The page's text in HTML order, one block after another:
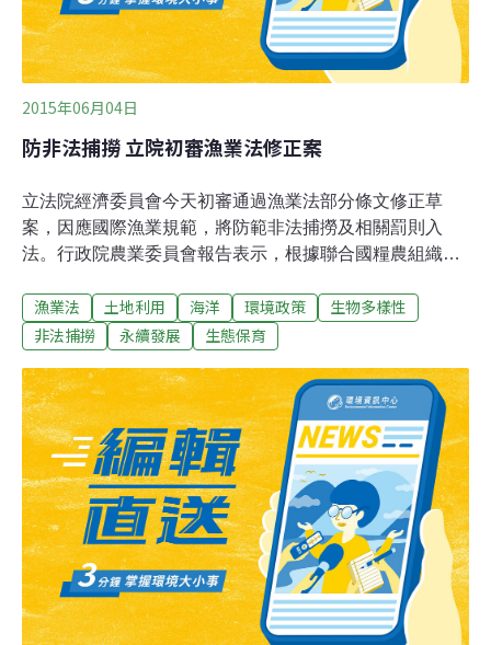
2015年06月04日
防非法捕撈 立院初審漁業法修正案
立法院經濟委員會今天初審通過漁業法部分條文修正草
案，因應國際漁業規範，將防範非法捕撈及相關罰則入
法。行政院農業委員會報告表示，根據聯合國糧農組織
產值約新台幣138億美元，嚴重威脅水產資源的永續利用
及生物多樣性。國際間積極推動預防、制止和消除非法、
名列全球前20名漁業國家，無論船隊規模及捕獲量均相當
龐大。目前與台灣漁業條件相近的韓國及菲律賓均完成修
法，為因應國際漁業規範，提升我國海洋漁業管理強度，
加重違規處分，因此提案修法。初審通過條文：增訂漁船
赴公海或我國與國際漁業組織締結條約或協定規範海域作
業，應經中央主管機關許可，並遵守國際漁業組織所定的
管理措施。作業漁船不得在公海或我國與國際漁業組織締
約或協定規範海域，從事流網作業；不得在國際漁業組織
所定的禁漁期或禁漁區作業；不得提供漁獲證明書供他
漁業法 土地利用 海洋 環境政策
生物多樣性
非法捕撈
永續發展 生態保育